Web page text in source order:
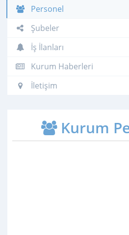
Personel
Şubeler
İş İlanları
Kurum Haberleri
İletişim
Kurum